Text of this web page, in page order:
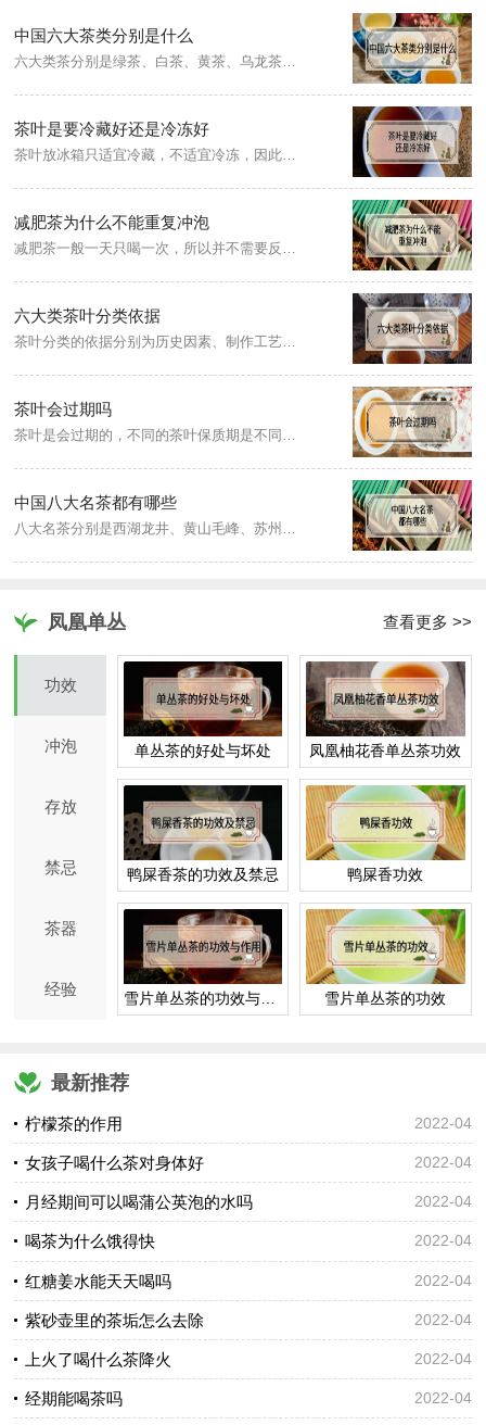
中国六大茶类分别是什么
茶叶是要冷藏好还是冷冻好
减肥茶为什么不能重复冲泡
六大类茶叶分类依据
茶叶会过期吗
中国八大名茶都有哪些
凤凰单丛 查看更多 >>
功效
冲泡
存放
禁忌
茶器
经验
单丛茶的好处与坏处 凤凰柚花香单丛茶功效
鸭屎香茶的功效及禁忌 鸭屎香功效
雪片单丛茶的功效与作用 雪片单丛茶的功效
最新推荐
柠檬茶的作用 2022-04
女孩子喝什么茶对身体好 2022-04
月经期间可以喝蒲公英泡的水吗 2022-04
喝茶为什么饿得快 2022-04
红糖姜水能天天喝吗 2022-04
紫砂壶里的茶垢怎么去除 2022-04
上火了喝什么茶降火 2022-04
经期能喝茶吗 2022-04